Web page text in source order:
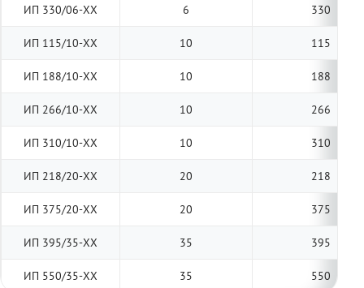
ИП 330/06-ХХ 6 330
ИП 115/10-ХХ 10 115
ИП 188/10-ХХ 10 188
ИП 266/10-ХХ 10 266
ИП 310/10-ХХ 10 310
ИП 218/20-ХХ 20 218
ИП 375/20-ХХ 20 375
ИП 395/35-ХХ 35 395
ИП 550/35-ХХ 35 550